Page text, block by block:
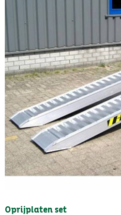
Oprijplaten set